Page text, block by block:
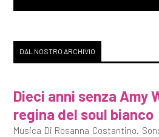
DAL NOSTRO ARCHIVIO
Dieci anni senza Amy
regina del soul bianco
Musica Di Rosanna Costantino.